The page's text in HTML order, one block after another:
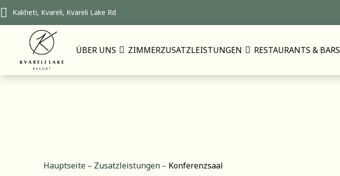
Kakheti, Kvareli, Kvareli Lake Rd
ÜBER UNS ZIMMERZUSATZLEISTUNGEN RESTAURANTS & BARS
Hauptseite – Zusatzleistungen – Konferenzsaal